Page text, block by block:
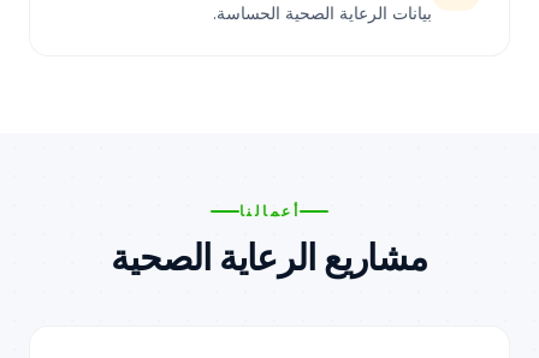
بيانات الرعاية الصحية الحساسة.
أعمالنا
مشاريع الرعاية الصحية